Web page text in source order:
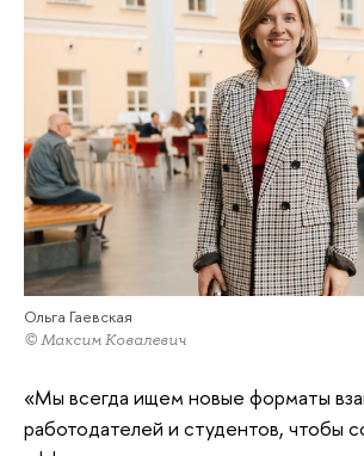
Ольга Гаевская
© Максим Ковалевич
«Мы всегда ищем новые форматы
работодателей и студентов, чтобы